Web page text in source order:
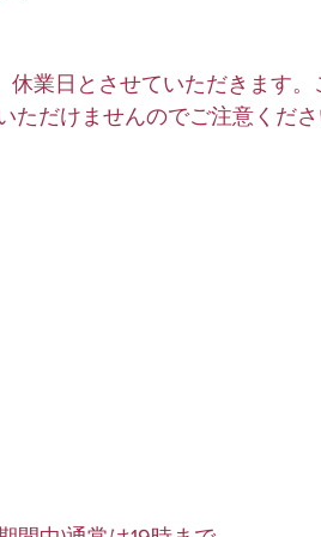
業日とさせていただきます。
だけませんのでご注意くださ